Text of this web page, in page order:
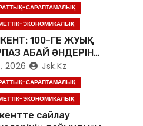
САРАПТАМАЛЫҚ
ЭКОНОМИКАЛЫҚ
100-ГЕ ЖУЫҚ
АБАЙ ӘНДЕРІН
2026 Jsk.kz
САРАПТАМАЛЫҚ
ЭКОНОМИКАЛЫҚ
сайлау